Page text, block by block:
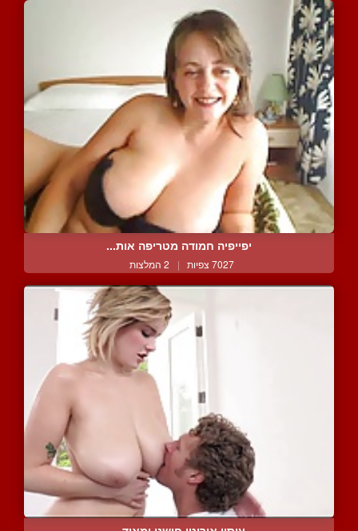
יפייפיה חמודה מטריפה אות...
7027 צפיות | 2 המלצות